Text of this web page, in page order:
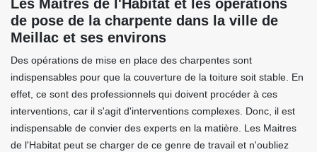
Les Maitres de l'Habitat et les opérations
de pose de la charpente dans la ville de
Meillac et ses environs
Des opérations de mise en place des charpentes sont
indispensables pour que la couverture de la toiture soit stable. En
effet, ce sont des professionnels qui doivent procéder à ces
interventions, car il s'agit d'interventions complexes. Donc, il est
indispensable de convier des experts en la matière. Les Maitres
de l'Habitat peut se charger de ce genre de travail et n'oubliez